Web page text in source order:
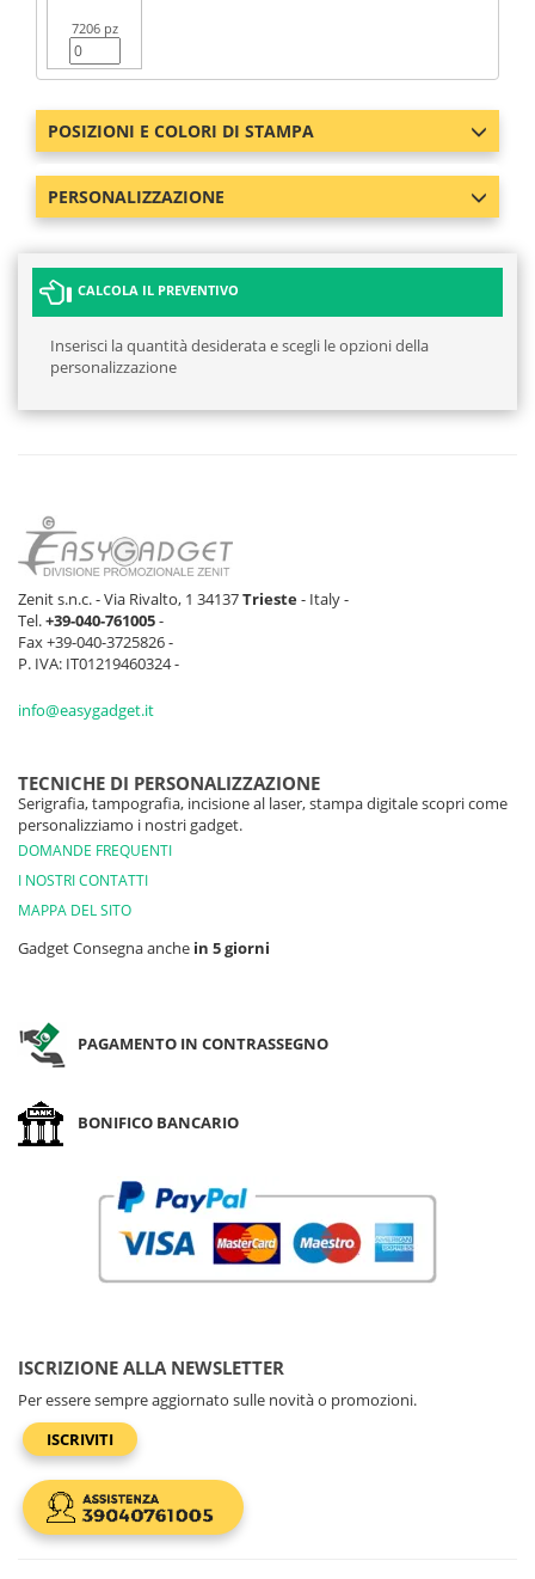
7206 pz
POSIZIONI E COLORI DI STAMPA
PERSONALIZZAZIONE
CALCOLA IL PREVENTIVO
Inserisci la quantità desiderata e scegli le opzioni della
personalizzazione
Zenit s.n.c. - Via Rivalto, 1 34137Trieste- Italy -
Tel.+39-040-761005-
Fax +39-040-3725826 -
P. IVA: IT01219460324 -
info@easygadget.it
TECNICHE DI PERSONALIZZAZIONE
Serigrafia, tampografia, incisione al laser, stampa digitale scopri come
personalizziamo i nostri gadget.
DOMANDE FREQUENTI
I NOSTRI CONTATTI
MAPPA DEL SITO
Gadget Consegna anche in 5 giorni
PAGAMENTO IN CONTRASSEGNO
BONIFICO BANCARIO
ISCRIZIONE ALLA NEWSLETTER
Per essere sempre aggiornato sulle novità o promozioni.
ISCRIVITI